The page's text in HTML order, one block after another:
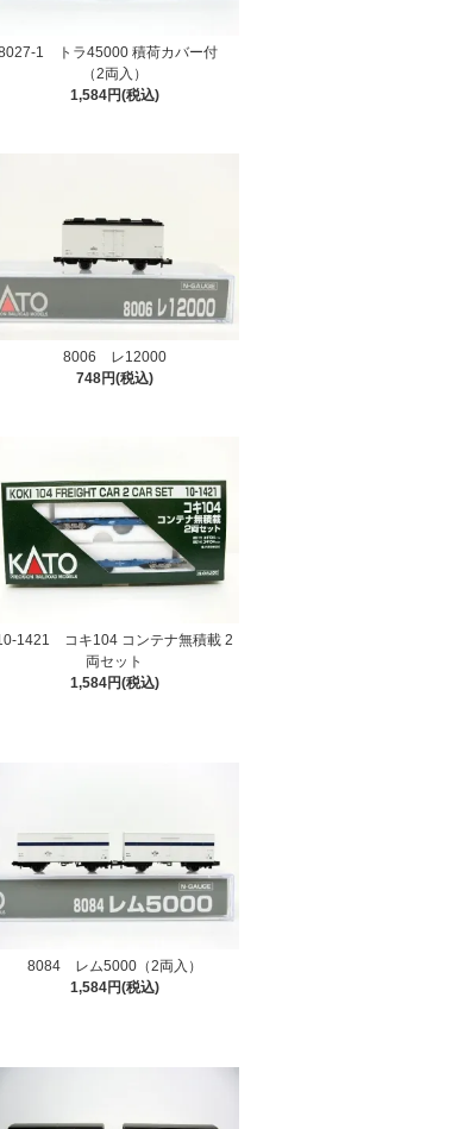
1 トラ45000 積荷カバー付
（2両入）
1,584円(税込)
8006 レ12000
748円(税込)
1421 コキ104 コンテナ無積載 2
両セット
1,584円(税込)
8084 レム5000（2両入）
1,584円(税込)